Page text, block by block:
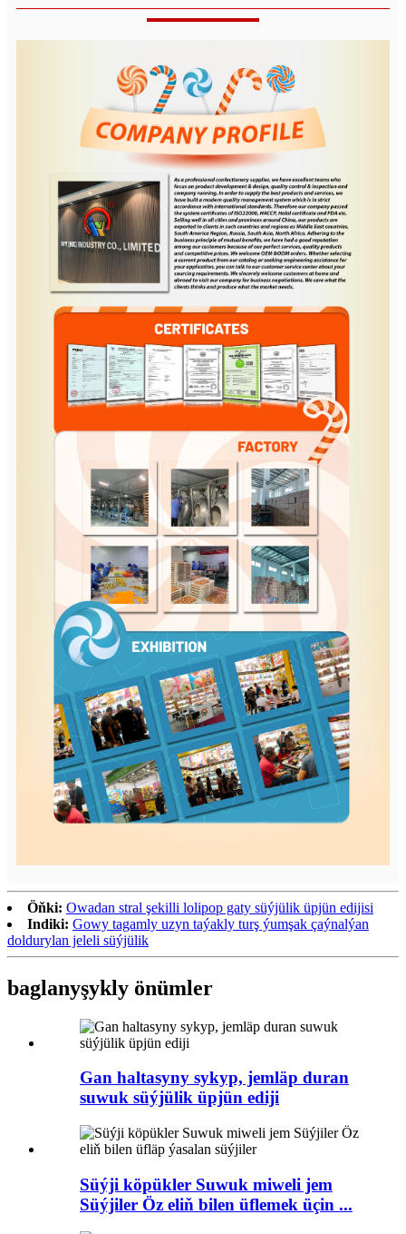
Öňki: Owadan stral şekilli lolipop gaty süýjülik üpjün edijisi
Indiki: Gowy tagamly uzyn taýakly turş ýumşak çaýnalýan
doldurylan jeleli süýjülik
baglanyşykly önümler
Gan haltasyny sykyp, jemläp duran
suwuk süýjülik üpjün ediji
Süýji köpükler Suwuk miweli jem
Süýjiler Öz eliň bilen üflemek üçin ...